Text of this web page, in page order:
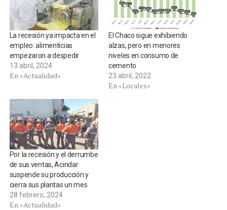
La recesión ya impacta en el
empleo: alimenticias
empezaron a despedir
13 abril, 2024
En «Actualidad»
El Chaco sigue exhibiendo
alzas, pero en menores
niveles en consumo de
cemento
23 abril, 2022
En «Locales»
Por la recesión y el derrumbe
de sus ventas, Acindar
suspende su producción y
cierra sus plantas un mes
28 febrero, 2024
En «Actualidad»